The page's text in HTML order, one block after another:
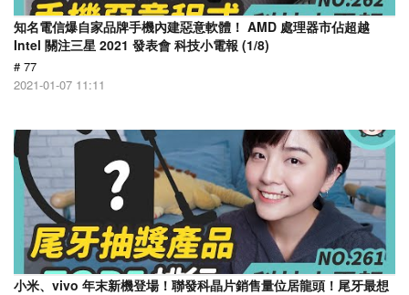
知名電信爆自家品牌手機內建惡意軟體！ AMD 處理器市佔超越
Intel 關注三星 2021 發表會 科技小電報 (1/8)
# 77
2021-01-07 11:11
小米、vivo 年末新機登場！聯發科晶片銷售量位居龍頭！尾牙最想